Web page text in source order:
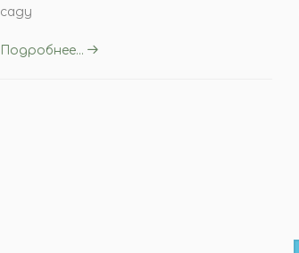
саду
Подробнее...